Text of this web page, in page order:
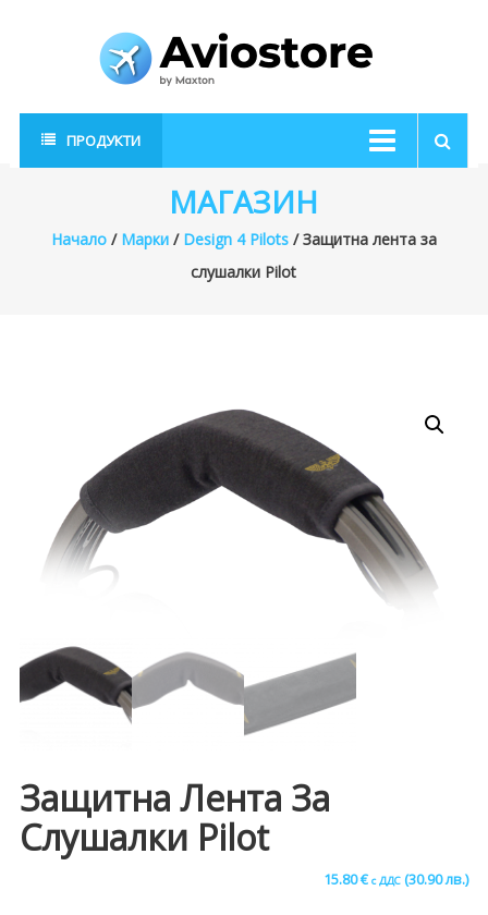
AvioStore
Авиационен
магазин
ПРОДУКТИ
МАГАЗИН
Начало/ Марки/ Design 4 Pilots/ Защитна лента за
слушалки Pilot
Защитна Лента За
Слушалки Pilot
15.80€ с ДДС (30.90 лв.)